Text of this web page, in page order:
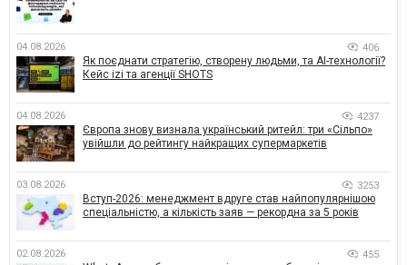
04.08.2026 406
Як поєднати стратегію, створену людьми, та AI-технології?
Кейс izi та агенції SHOTS
04.08.2026 4237
Європа знову визнала український ритейл: три «Сільпо»
увійшли до рейтингу найкращих супермаркетів
03.08.2026 3253
Вступ-2026: менеджмент вдруге став найпопулярнішою
спеціальністю, а кількість заяв — рекордна за 5 років
02.08.2026 455